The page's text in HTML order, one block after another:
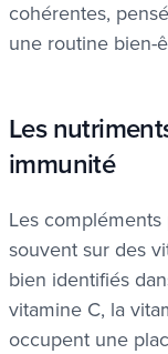
cohérentes,
une routine bien-
Les
immunité
Les
souvent sur des
bien identifiés
vitamine C, la
occupent une